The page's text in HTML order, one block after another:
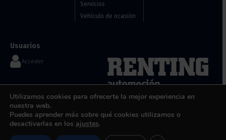
Servicios
Vehículo de ocasión
Usuarios
Acceder
info@renting-automocion.com
Flotas, renting y vehículos de
Utilizamos cookies para ofrecerte la mejor experiencia en
nuestra web.
Puedes aprender más sobre qué cookies utilizamos o
desactivarlas en los ajustes.